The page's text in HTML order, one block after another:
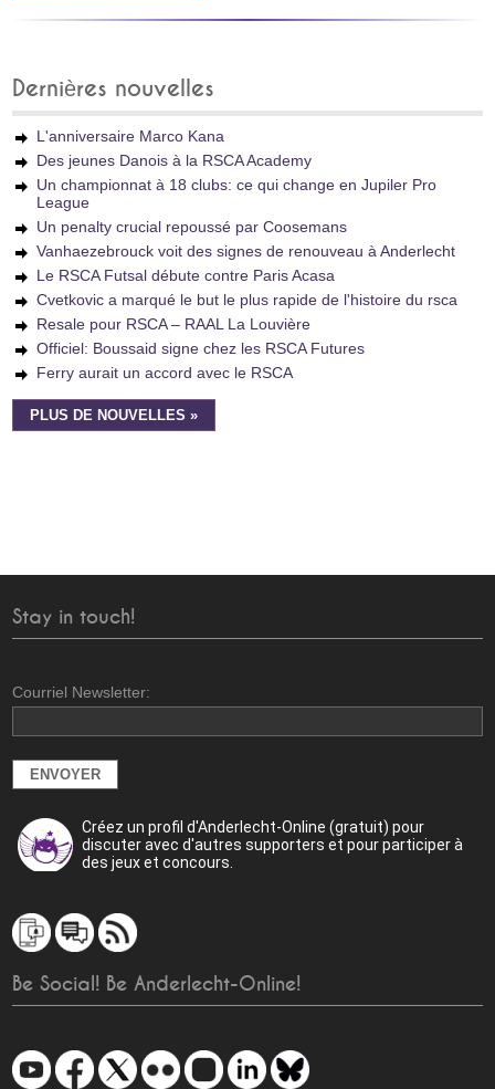
Dernières nouvelles
L'anniversaire Marco Kana
Des jeunes Danois à la RSCA Academy
Un championnat à 18 clubs: ce qui change en Jupiler Pro
League
Un penalty crucial repoussé par Coosemans
Vanhaezebrouck voit des signes de renouveau à Anderlecht
Le RSCA Futsal débute contre Paris Acasa
Cvetkovic a marqué le but le plus rapide de l'histoire du rsca
Resale pour RSCA – RAAL La Louvière
Officiel: Boussaid signe chez les RSCA Futures
Ferry aurait un accord avec le RSCA
PLUS DE NOUVELLES »
Stay in touch!
Courriel Newsletter:
Créez un profil d'Anderlecht-Online (gratuit) pour
discuter avec d'autres supporters et pour participer à
des jeux et concours.
Be Social! Be Anderlecht-Online!